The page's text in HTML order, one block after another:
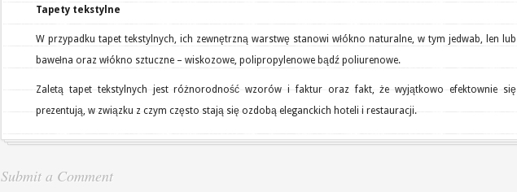
Tapety tekstylne
W przypadku tapet tekstylnych, ich zewnętrzną warstwę stanowi włókno naturalne, w tym jedwab, len lub
bawełna oraz włókno sztuczne – wiskozowe, polipropylenowe bądź poliurenowe.
Zaletą tapet tekstylnych jest różnorodność wzorów i faktur oraz fakt, że wyjątkowo efektownie się
prezentują, w związku z czym często stają się ozdobą eleganckich hoteli i restauracji.
Submit a Comment